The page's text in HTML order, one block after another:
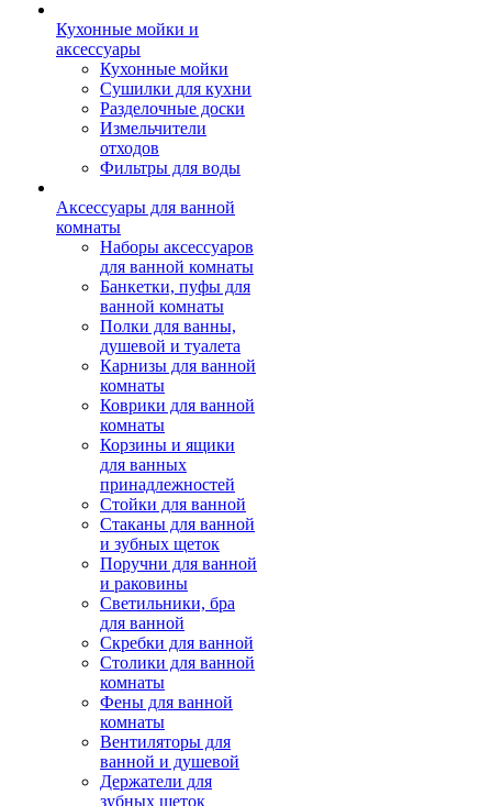
Кухонные мойки и
аксессуары
Кухонные мойки
Сушилки для кухни
Разделочные доски
Измельчители
отходов
Фильтры для воды
Аксессуары для ванной
комнаты
Наборы аксессуаров
для ванной комнаты
Банкетки, пуфы для
ванной комнаты
Полки для ванны,
душевой и туалета
Карнизы для ванной
комнаты
Коврики для ванной
комнаты
Корзины и ящики
для ванных
принадлежностей
Стойки для ванной
Стаканы для ванной
и зубных щеток
Поручни для ванной
и раковины
Светильники, бра
для ванной
Скребки для ванной
Столики для ванной
комнаты
Фены для ванной
комнаты
Вентиляторы для
ванной и душевой
Держатели для
зубных щеток